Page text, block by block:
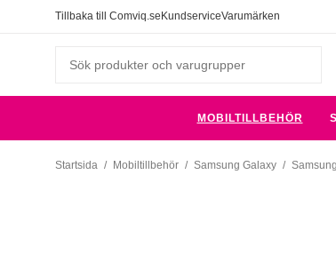
Tillbaka till Comviq.se KundserviceVarumärken
MOBILTILLBEHÖR
Startsida / Mobiltillbehör / Samsung Galaxy /